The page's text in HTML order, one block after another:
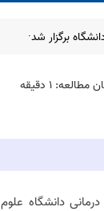
برگزار شد·
مطالعه: 1 دقیقه
دانشگاه علوم